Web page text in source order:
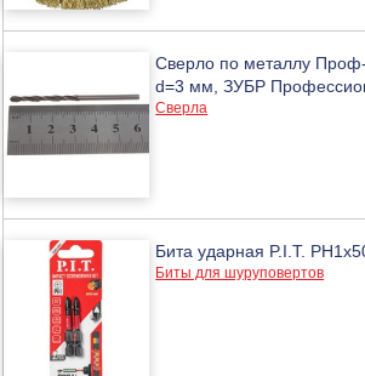
Сверло по металлу
d=3 мм, ЗУБР
Сверла
Бита ударная P.I.T.
Биты для шуруповертов